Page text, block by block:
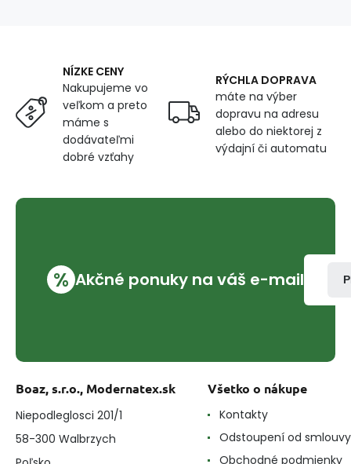
NÍZKE CENY
Nakupujeme vo
veľkom a preto
máme s
dodávateľmi
dobré vzťahy
RÝCHLA DOPRAVA
máte na výber
dopravu na adresu
alebo do niektorej z
výdajní či automatu
% Akčné ponuky na váš e-mail
Boaz, s.r.o., Modernatex.sk
Niepodleglosci 201/1
58-300 Walbrzych
Všetko o nákupe
Kontakty
Odstoupení od smlouvy
Obchodné podmienky